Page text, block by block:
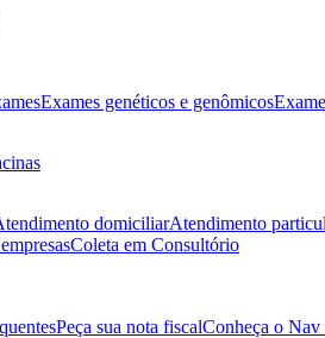
Exames genéticos e genômicos
domiciliarAtendimento
Coleta em Consultório
Peça sua nota fiscalConheça o Nav